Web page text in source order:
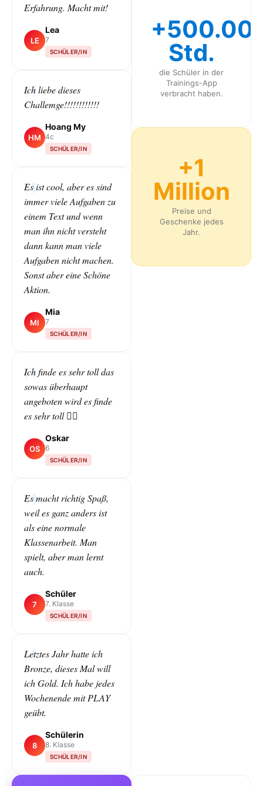
Erfahrung. Macht mit!
LE
Lea
7
SCHÜLER/IN
Ich liebe dieses
Challemge!!!!!!!!!!!!
HM
Hoang My
4c
SCHÜLER/IN
Es ist cool, aber es sind
immer viele Aufgaben zu
einem Text und wenn
man ihn nicht versteht
dann kann man viele
Aufgaben nicht machen.
Sonst aber eine Schöne
Aktion.
MI
Mia
7
SCHÜLER/IN
Ich finde es sehr toll das
sowas überhaupt
angeboten wird es finde
es sehr toll 👌🏻
OS
Oskar
6
SCHÜLER/IN
Es macht richtig Spaß,
weil es ganz anders ist
als eine normale
Klassenarbeit. Man
spielt, aber man lernt
auch.
7
Schüler
7. Klasse
SCHÜLER/IN
Letztes Jahr hatte ich
Bronze, dieses Mal will
ich Gold. Ich habe jedes
Wochenende mit PLAY
geübt.
8
Schülerin
8. Klasse
SCHÜLER/IN
Std.
die Schüler in der
Trainings-App
verbracht haben.
+1
Million
Preise und
Geschenke jedes
Jahr.